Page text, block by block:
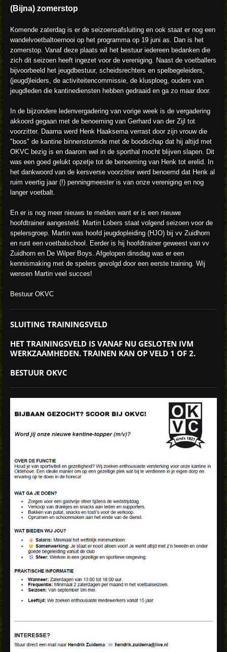
(Bijna) zomerstop
Komende zaterdag is er de seizoensafsluiting en ook staat er nog een
wandelvoetbaltoernooi op het programma op 19 juni as. Dan is het
zomerstop. Vanaf deze plaats wil het bestuur iedereen bedanken die
zich dit seizoen heeft ingezet voor de vereniging. Naast de voetballers
bijvoorbeeld het jeugdbestuur, scheidsrechters en spelbegeleiders,
(jeugd)leiders, de activiteitencommissie, de klusploeg, ouders van
jeugdleden die kantinediensten hebben gedraaid en ga zo maar door.
In de bijzondere ledenvergadering van vorige week is de vergadering
akkoord gegaan met de benoeming van Gerhard van der Zijl tot
voorzitter. Daarna werd Henk Haaksema verrast door zijn vrouw die
"boos" de kantine binnenstormde met de boodschap dat hij altijd met
OKVC bezig is en daarom wel in de sporthal mocht blijven slapen. Dit
was een goed gelukt opzetje tot de benoeming van Henk tot erelid. In
het dankwoord van de kersverse voorzitter werd benoemd dat Henk al
ruim veertig jaar (!) penningmeester is van onze vereniging en nog
langer voetbalt.
En er is nog meer nieuws te melden want er is een nieuwe
hoofdtrainer aangesteld. Martin Lobers staat volgend seizoen voor de
spelersgroep. Martin was hoofd jeugdopleiding (HJO) bij vv Zuidhorn
en runt een voetbalschool. Eerder is hij hoofdtrainer geweest van vv
Zuidhorn en De Wilper Boys. Afgelopen dinsdag was er een
kennismaking met de spelers gevolgd door een eerste training. Wij
wensen Martin veel succes!
Bestuur OKVC
SLUITING TRAININGSVELD
HET TRAININGSVELD IS VANAF NU GESLOTEN IVM
WERKZAAMHEDEN. TRAINEN KAN OP VELD 1 OF 2.
BESTUUR OKVC